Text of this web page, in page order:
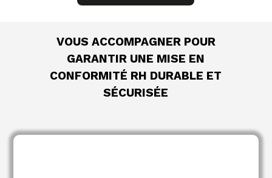
VOUS ACCOMPAGNER POUR
GARANTIR UNE MISE EN
CONFORMITÉ RH DURABLE ET
SÉCURISÉE